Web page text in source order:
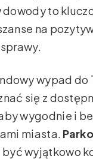
dowody to
na
wypad do
się z
wygodnie i
miasta.
być wyjątkowo